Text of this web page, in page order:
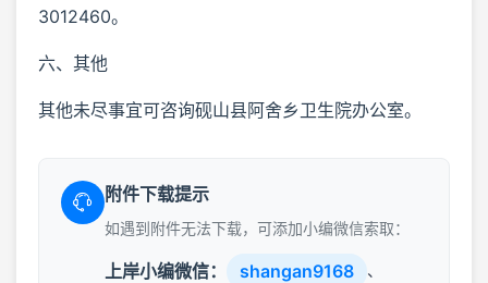
3012460。
六、其他
其他未尽事宜可咨询砚山县阿舍乡卫生院办公室。
附件下载提示
如遇到附件无法下载，可添加小编微信索取：
上岸小编微信： shangan9168 、